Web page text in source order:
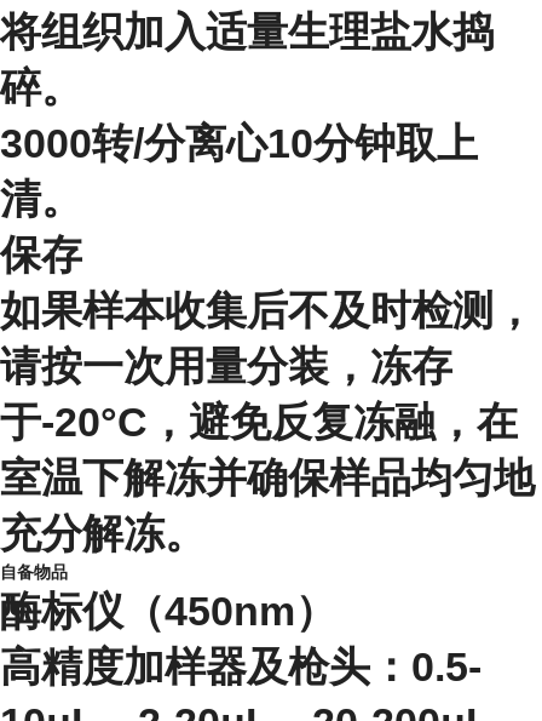
将组织加入适量生理盐水捣
碎。
3000转/分离心10分钟取上
清。
保存
如果样本收集后不及时检测，
请按一次用量分装，冻存
于-20°C，避免反复冻融，在
室温下解冻并确保样品均匀地
充分解冻。
自备物品
酶标仪（450nm）
高精度加样器及枪头：0.5-